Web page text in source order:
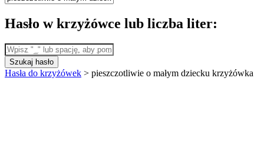
Hasło w krzyżówce lub liczba liter:
Szukaj hasło
Hasła do krzyżówek > pieszczotliwie o małym dziecku krzyżówka